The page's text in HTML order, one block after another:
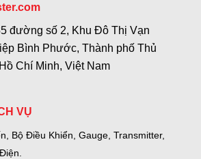
đường số 2, Khu Đô Thị Vạn
Bình Phước, Thành phố Thủ
Chí Minh, Việt Nam
VỤ
Bộ Điều Khiển, Gauge, Transmitter,